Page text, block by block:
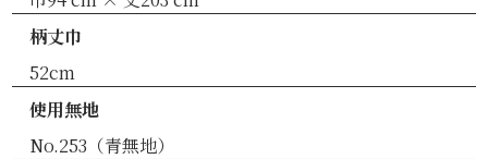
柄丈巾
52cm
使用無地
No.253（青無地）